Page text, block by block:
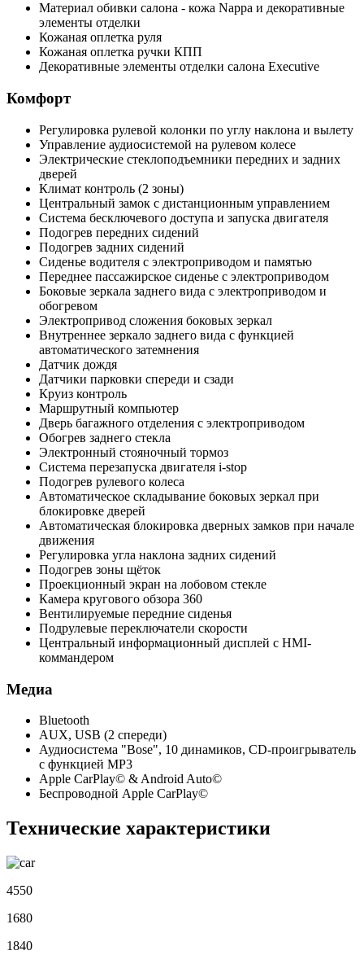
Материал обивки салона - кожа Nappa и декоративные
элементы отделки
Кожаная оплетка руля
Кожаная оплетка ручки КПП
Декоративные элементы отделки салона Executive
Комфорт
Регулировка рулевой колонки по углу наклона и вылету
Управление аудиосистемой на рулевом колесе
Электрические стеклоподъемники передних и задних
дверей
Климат контроль (2 зоны)
Центральный замок с дистанционным управлением
Система бесключевого доступа и запуска двигателя
Подогрев передних сидений
Подогрев задних сидений
Сиденье водителя с электроприводом и памятью
Переднее пассажирское сиденье с электроприводом
Боковые зеркала заднего вида с электроприводом и
обогревом
Электропривод сложения боковых зеркал
Внутреннее зеркало заднего вида с функцией
автоматического затемнения
Датчик дождя
Датчики парковки спереди и сзади
Круиз контроль
Маршрутный компьютер
Дверь багажного отделения с электроприводом
Обогрев заднего стекла
Электронный стояночный тормоз
Система перезапуска двигателя i-stop
Подогрев рулевого колеса
Автоматическое складывание боковых зеркал при
блокировке дверей
Автоматическая блокировка дверных замков при начале
движения
Регулировка угла наклона задних сидений
Подогрев зоны щёток
Проекционный экран на лобовом стекле
Камера кругового обзора 360
Вентилируемые передние сиденья
Подрулевые переключатели скорости
Центральный информационный дисплей с HMI-
коммандером
Медиа
Bluetooth
AUX, USB (2 спереди)
Аудиосистема "Bose", 10 динамиков, CD-проигрыватель
c функцией MP3
Apple CarPlay© & Android Auto©
Беспроводной Apple CarPlay©
Технические характеристики
4550
1680
1840